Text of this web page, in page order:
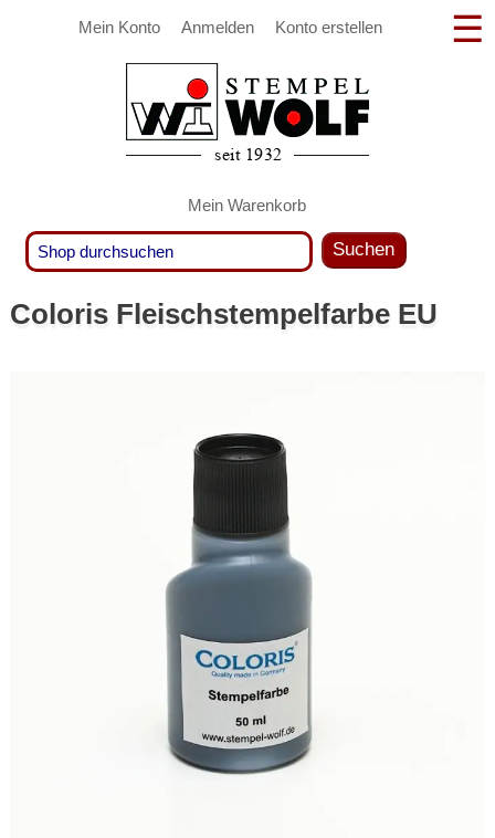
Mein Konto Anmelden Konto erstellen
Mein Warenkorb
Suchen
Coloris Fleischstempelfarbe EU